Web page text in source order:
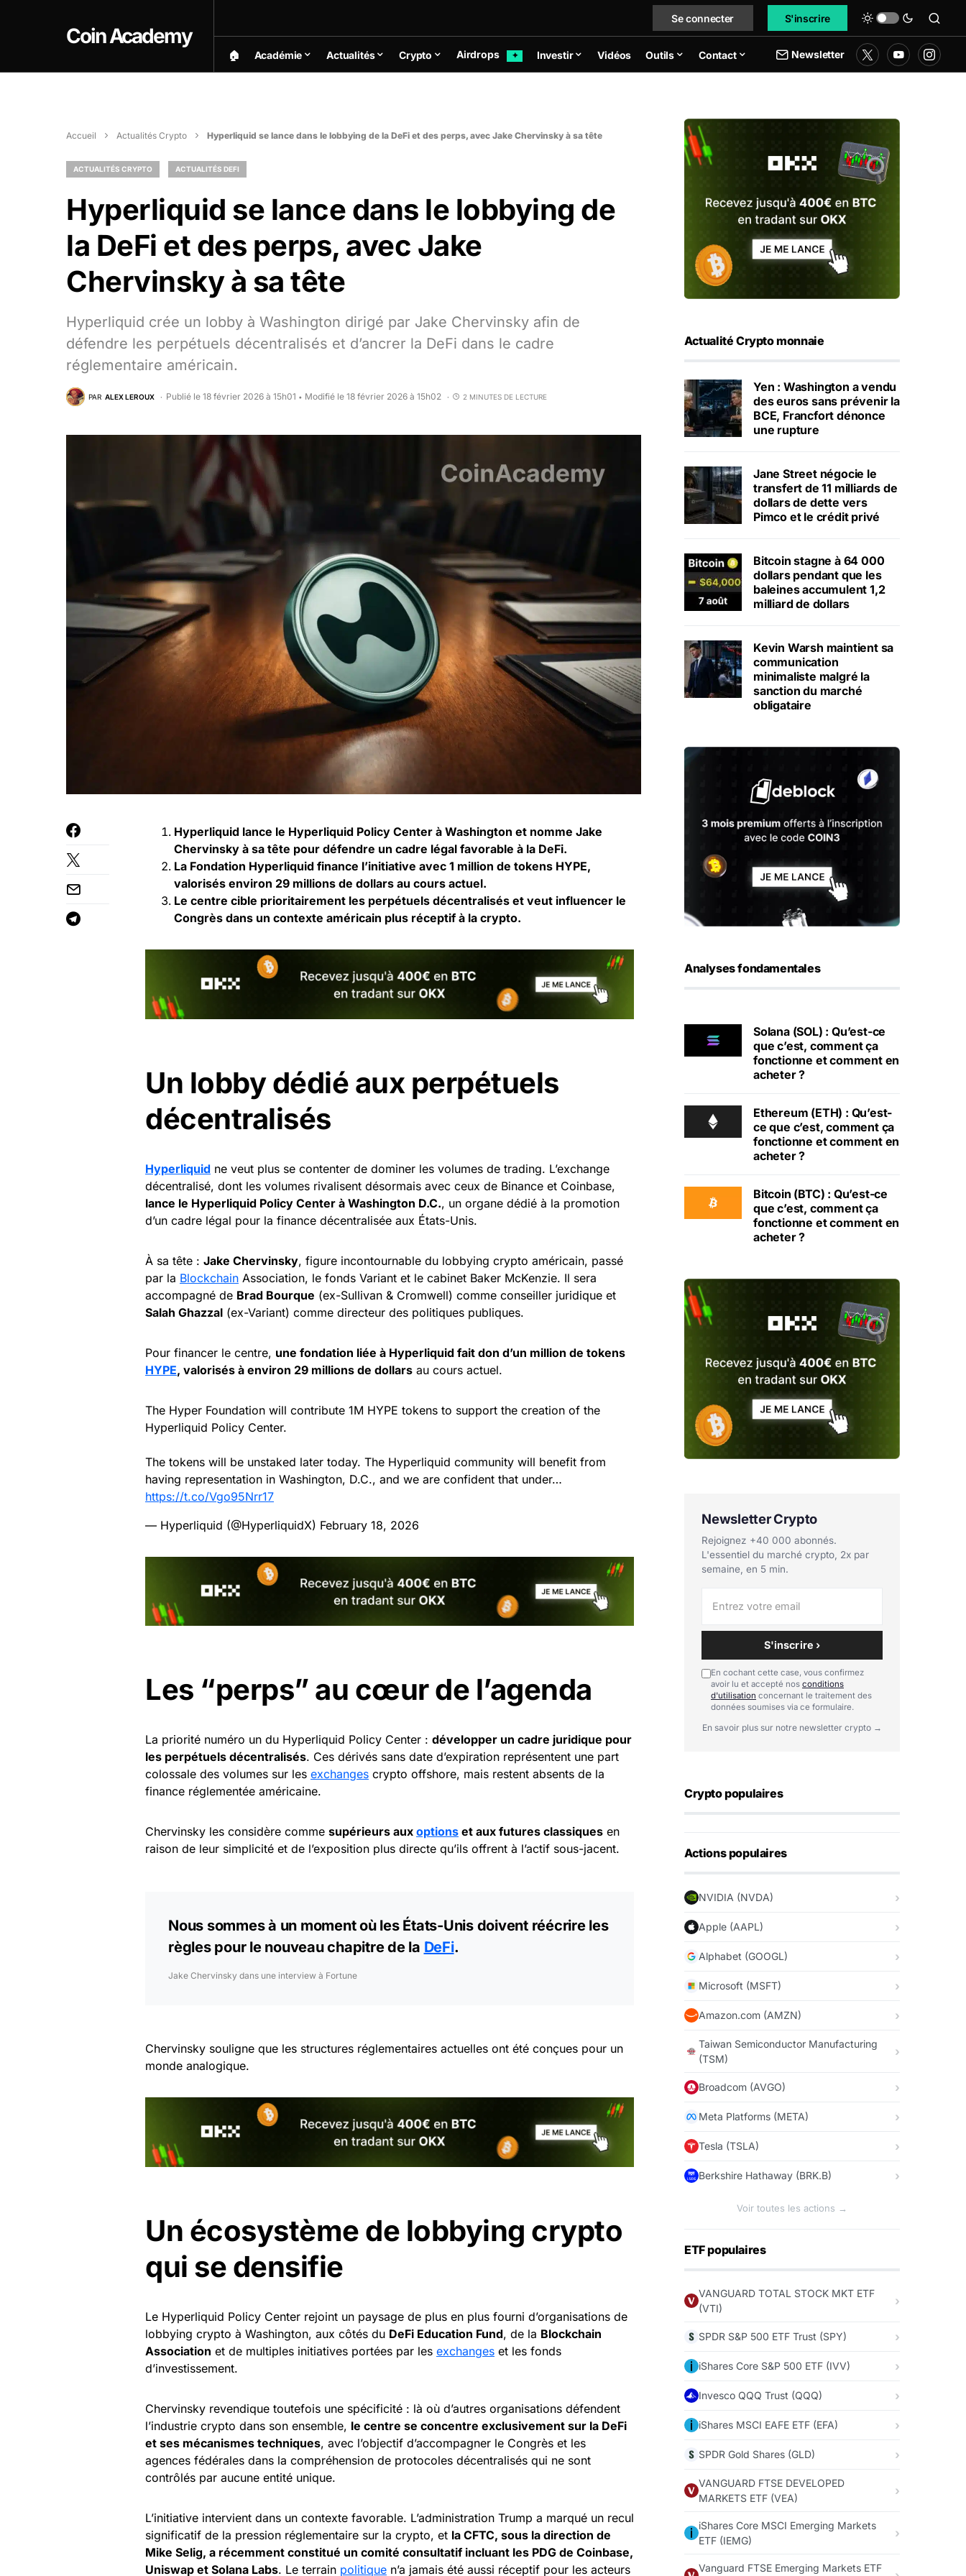
Coin Academy
Se connecter S'inscrire
🏠︎ Académie Actualités Crypto Airdrops ✦ Investir Vidéos Outils Contact Newsletter
Accueil Actualités Crypto Hyperliquid se lance dans le lobbying de la DeFi et des perps, avec Jake Chervinsky à sa tête
ACTUALITÉS CRYPTO ACTUALITÉS DEFI
Hyperliquid se lance dans le lobbying de
la DeFi et des perps, avec Jake
Chervinsky à sa tête
Hyperliquid crée un lobby à Washington dirigé par Jake Chervinsky afin de
défendre les perpétuels décentralisés et d’ancrer la DeFi dans le cadre
réglementaire américain.
PAR ALEX LEROUX Publié le 18 février 2026 à 15h01 • Modifié le 18 février 2026 à 15h02 2 MINUTES DE LECTURE
Hyperliquid lance le Hyperliquid Policy Center à Washington et nomme Jake
Chervinsky à sa tête pour défendre un cadre légal favorable à la DeFi.
La Fondation Hyperliquid finance l’initiative avec 1 million de tokens HYPE,
valorisés environ 29 millions de dollars au cours actuel.
Le centre cible prioritairement les perpétuels décentralisés et veut influencer le
Congrès dans un contexte américain plus réceptif à la crypto.
Un lobby dédié aux perpétuels
décentralisés
Hyperliquid ne veut plus se contenter de dominer les volumes de trading. L’exchange
décentralisé, dont les volumes rivalisent désormais avec ceux de Binance et Coinbase,
lance le Hyperliquid Policy Center à Washington D.C., un organe dédié à la promotion
d’un cadre légal pour la finance décentralisée aux États-Unis.
À sa tête : Jake Chervinsky, figure incontournable du lobbying crypto américain, passé
par la Blockchain Association, le fonds Variant et le cabinet Baker McKenzie. Il sera
accompagné de Brad Bourque (ex-Sullivan & Cromwell) comme conseiller juridique et
Salah Ghazzal (ex-Variant) comme directeur des politiques publiques.
Pour financer le centre, une fondation liée à Hyperliquid fait don d’un million de tokens
HYPE, valorisés à environ 29 millions de dollars au cours actuel.
The Hyper Foundation will contribute 1M HYPE tokens to support the creation of the
Hyperliquid Policy Center.
The tokens will be unstaked later today. The Hyperliquid community will benefit from
having representation in Washington, D.C., and we are confident that under…
https://t.co/Vgo95Nrr17
— Hyperliquid (@HyperliquidX) February 18, 2026
Les “perps” au cœur de l’agenda
La priorité numéro un du Hyperliquid Policy Center : développer un cadre juridique pour
les perpétuels décentralisés. Ces dérivés sans date d’expiration représentent une part
colossale des volumes sur les exchanges crypto offshore, mais restent absents de la
finance réglementée américaine.
Chervinsky les considère comme supérieurs aux options et aux futures classiques en
raison de leur simplicité et de l’exposition plus directe qu’ils offrent à l’actif sous-jacent.
Nous sommes à un moment où les États-Unis doivent réécrire les
règles pour le nouveau chapitre de la DeFi.
Jake Chervinsky dans une interview à Fortune
Chervinsky souligne que les structures réglementaires actuelles ont été conçues pour un
monde analogique.
Un écosystème de lobbying crypto
qui se densifie
Le Hyperliquid Policy Center rejoint un paysage de plus en plus fourni d’organisations de
lobbying crypto à Washington, aux côtés du DeFi Education Fund, de la Blockchain
Association et de multiples initiatives portées par les exchanges et les fonds
d’investissement.
Chervinsky revendique toutefois une spécificité : là où d’autres organisations défendent
l’industrie crypto dans son ensemble, le centre se concentre exclusivement sur la DeFi
et ses mécanismes techniques, avec l’objectif d’accompagner le Congrès et les
agences fédérales dans la compréhension de protocoles décentralisés qui ne sont
contrôlés par aucune entité unique.
L’initiative intervient dans un contexte favorable. L’administration Trump a marqué un recul
significatif de la pression réglementaire sur la crypto, et la CFTC, sous la direction de
Mike Selig, a récemment constitué un comité consultatif incluant les PDG de Coinbase,
Uniswap et Solana Labs. Le terrain politique n’a jamais été aussi réceptif pour les acteurs
Actualité Crypto monnaie
Yen : Washington a vendu
des euros sans prévenir la
BCE, Francfort dénonce
une rupture
Jane Street négocie le
transfert de 11 milliards de
dollars de dette vers
Pimco et le crédit privé
Bitcoin stagne à 64 000
dollars pendant que les
baleines accumulent 1,2
milliard de dollars
Kevin Warsh maintient sa
communication
minimaliste malgré la
sanction du marché
obligataire
Analyses fondamentales
Solana (SOL) : Qu’est-ce
que c’est, comment ça
fonctionne et comment en
acheter ?
Ethereum (ETH) : Qu’est-
ce que c’est, comment ça
fonctionne et comment en
acheter ?
Bitcoin (BTC) : Qu’est-ce
que c’est, comment ça
fonctionne et comment en
acheter ?
Newsletter Crypto
Rejoignez +40 000 abonnés.
L'essentiel du marché crypto, 2x par
semaine, en 5 min.
S'inscrire ›
En cochant cette case, vous confirmez
avoir lu et accepté nos conditions
d'utilisation concernant le traitement des
données soumises via ce formulaire.
En savoir plus sur notre newsletter crypto →
Crypto populaires
Actions populaires
NVIDIA (NVDA)
Apple (AAPL)
Alphabet (GOOGL)
Microsoft (MSFT)
Amazon.com (AMZN)
Taiwan Semiconductor Manufacturing
(TSM)
Broadcom (AVGO)
Meta Platforms (META)
Tesla (TSLA)
Berkshire Hathaway (BRK.B)
Voir toutes les actions →
ETF populaires
VANGUARD TOTAL STOCK MKT ETF
(VTI)
SPDR S&P 500 ETF Trust (SPY)
iShares Core S&P 500 ETF (IVV)
Invesco QQQ Trust (QQQ)
iShares MSCI EAFE ETF (EFA)
SPDR Gold Shares (GLD)
VANGUARD FTSE DEVELOPED
MARKETS ETF (VEA)
iShares Core MSCI Emerging Markets
ETF (IEMG)
Vanguard FTSE Emerging Markets ETF